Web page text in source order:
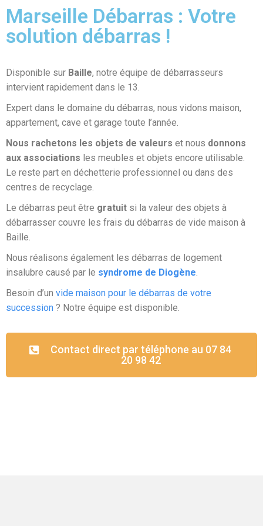
Marseille Débarras : Votre
solution débarras !
Disponible sur Baille, notre équipe de débarrasseurs
intervient rapidement dans le 13.
Expert dans le domaine du débarras, nous vidons maison,
appartement, cave et garage toute l’année.
Nous rachetons les objets de valeurs et nous donnons
aux associations les meubles et objets encore utilisable.
Le reste part en déchetterie professionnel ou dans des
centres de recyclage.
Le débarras peut être gratuit si la valeur des objets à
débarrasser couvre les frais du débarras de vide maison à
Baille.
Nous réalisons également les débarras de logement
insalubre causé par le syndrome de Diogène
Besoin d’un vide maison pour le débarras de votre
succession ? Notre équipe est disponible.
Contact direct par téléphone au 07 84
20 98 42